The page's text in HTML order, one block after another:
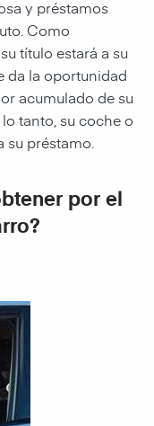
y préstamos
Como
título estará a su
da la oportunidad
acumulado de su
tanto, su coche o
préstamo.
por el